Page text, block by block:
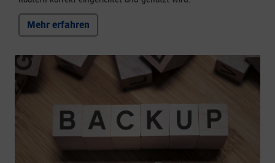
Mehr erfahren